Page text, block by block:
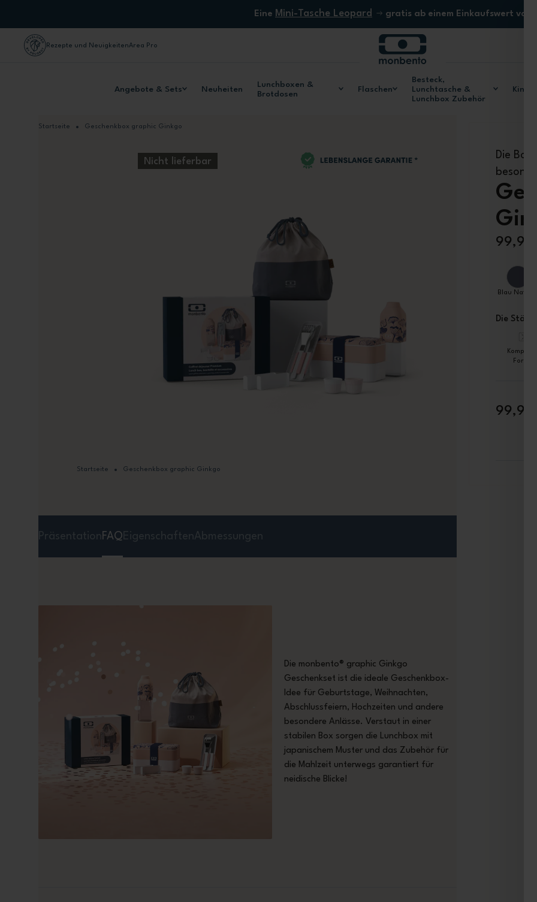
Eine Mini-Tasche Leopard gratis ab einem Einkaufswert von
Rezepte und NeuigkeitenArea Pro
Angebote & Sets Neuheiten
Lunchboxen &
Brotdosen
Flaschen
Besteck,
Lunchtasche &
Lunchbox Zubehör
Die
99,90
Blau
Die
Format
99,90
Startseite Geschenkbox graphic Ginkgo
Nicht lieferbar
Startseite Geschenkbox graphic Ginkgo
FAQ
Die monbento® graphic Ginkgo
Geschenkset ist die ideale Geschenkbox-
Idee für Geburtstage, Weihnachten,
Abschlussfeiern, Hochzeiten und andere
besondere Anlässe. Verstaut in einer
stabilen Box sorgen die Lunchbox mit
japanischem Muster und das Zubehör für
die Mahlzeit unterwegs garantiert für
neidische Blicke!